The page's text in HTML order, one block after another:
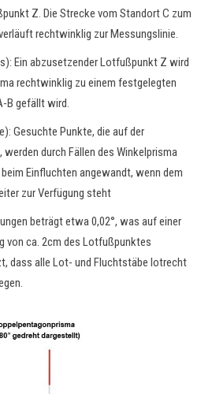
Z. Die Strecke vom Standort C zum
rechtwinklig zur Messungslinie.
Ein abzusetzender Lotfußpunkt Z wird
rechtwinklig zu einem festgelegten
B gefällt wird.
Gesuchte Punkte, die auf der
durch Fällen des Winkelprisma
Einfluchten angewandt, wenn dem
zur Verfügung steht
beträgt etwa 0,02°, was auf einer
von ca. 2cm des Lotfußpunktes
dass alle Lot- und Fluchtstäbe lotrecht
liegen.